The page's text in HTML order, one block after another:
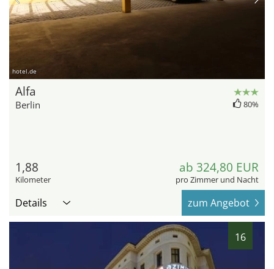
hotel.de
Alfa
Berlin 80%
1,88
Kilometer
ab 324,80 EUR
pro Zimmer und Nacht
Details zum Angebot
16